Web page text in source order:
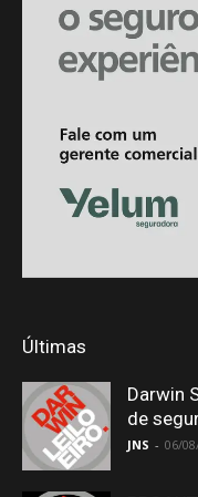
Últimas
Darwin
de
JNS - 06/